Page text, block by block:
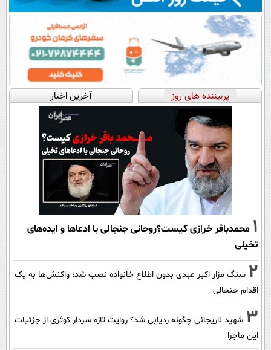
پربیننده های روز آخرین اخبار
1 محمدباقر خرازی کیست؟روحانی جنجالی با ادعاها و ایده‌های
تخیلی
2 سنگ مزار اکبر عبدی بدون اطلاع خانواده نصب شد؛ واکنش‌ها به یک
اقدام جنجالی
3 شهید لاریجانی چگونه ردیابی شد؟ روایت تازه سردار کوثری از جزئیات
این ماجرا